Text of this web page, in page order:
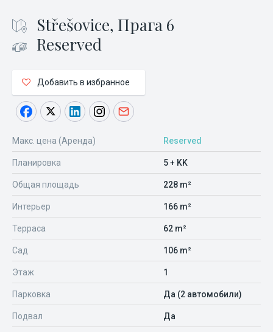
Střešovice, Прага 6
Reserved
Добавить в избранное
Макс. цена (Аренда) Reserved
Планировка 5 + KK
Общая площадь 228 m²
Интерьер 166 m²
Терраса 62 m²
Сад 106 m²
Этаж 1
Парковка Да (2 автомобили)
Подвал Да